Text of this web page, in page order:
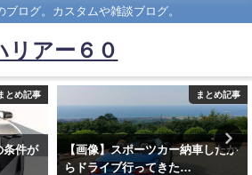
ブログ。カスタムや雑談ブログ。
リアー６０
とめ記事
したか
まとめ記事
【悲報】神戸市さん、車道5m歩
道8mの道を作ってしまうｗｗｗ